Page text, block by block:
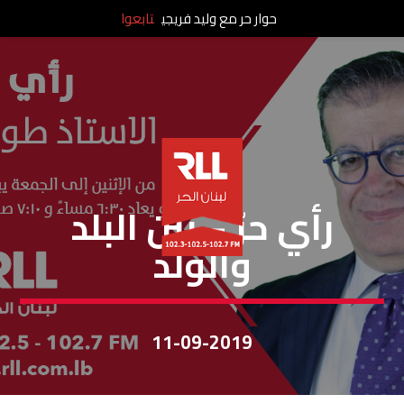
رأي حر
رأي حرّ – بين البلد
والولد
11-09-2019
حوار حر مع وليد فريجي تابعوا